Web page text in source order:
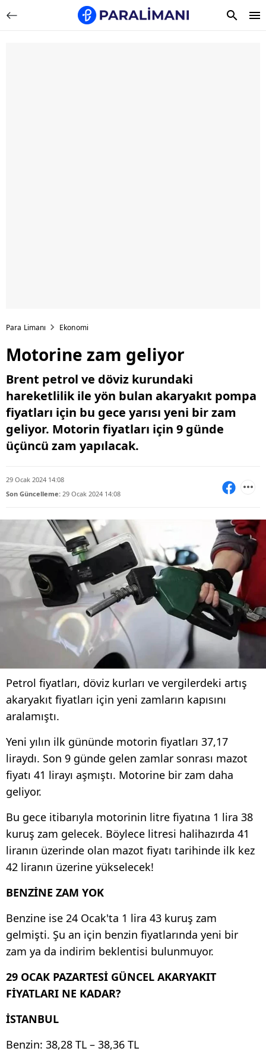
Para Limanı Ekonomi
Motorine zam geliyor
Brent petrol ve döviz kurundaki
hareketlilik ile yön bulan akaryakıt pompa
fiyatları için bu gece yarısı yeni bir zam
geliyor. Motorin fiyatları için 9 günde
üçüncü zam yapılacak.
29 Ocak 2024 14:08
Son Güncelleme: 29 Ocak 2024 14:08
Petrol fiyatları, döviz kurları ve vergilerdeki artış
akaryakıt fiyatları için yeni zamların kapısını
aralamıştı.
Yeni yılın ilk gününde motorin fiyatları 37,17
liraydı. Son 9 günde gelen zamlar sonrası mazot
fiyatı 41 lirayı aşmıştı. Motorine bir zam daha
geliyor.
Bu gece itibarıyla motorinin litre fiyatına 1 lira 38
kuruş zam gelecek. Böylece litresi halihazırda 41
liranın üzerinde olan mazot fiyatı tarihinde ilk kez
42 liranın üzerine yükselecek!
BENZİNE ZAM YOK
Benzine ise 24 Ocak'ta 1 lira 43 kuruş zam
gelmişti. Şu an için benzin fiyatlarında yeni bir
zam ya da indirim beklentisi bulunmuyor.
29 OCAK PAZARTESİ GÜNCEL AKARYAKIT
FİYATLARI NE KADAR?
İSTANBUL
Benzin: 38,28 TL – 38,36 TL